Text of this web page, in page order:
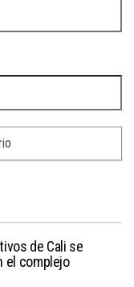
de Cali se
el complejo